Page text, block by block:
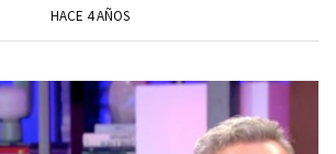
HACE 4 AÑOS